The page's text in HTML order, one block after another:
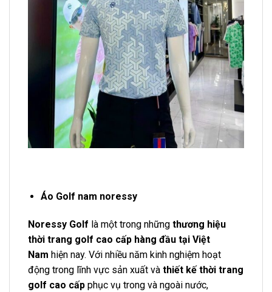
Áo Golf nam noressy
Noressy Golf là một trong những thương hiệu
thời trang golf cao cấp hàng đầu tại Việt
Nam hiện nay. Với nhiều năm kinh nghiệm hoạt
động trong lĩnh vực sản xuất và thiết kế thời trang
golf cao cấp phục vụ trong và ngoài nước,